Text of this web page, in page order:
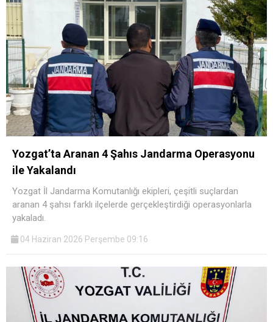
Yozgat’ta Aranan 4 Şahıs Jandarma Operasyonu
ile Yakalandı
Yozgat İl Jandarma Komutanlığı ekipleri, çeşitli suçlardan
aranan 4 şahsı farklı ilçelerde gerçekleştirdiği operasyonlarla
yakaladı.
04 Haziran 2026 Perşembe 09:16